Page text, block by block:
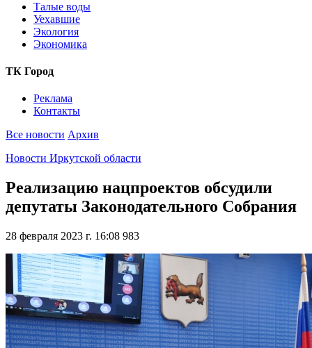
Талые воды
Уехавшие
Экология
Экономика
ТК Город
Реклама
Контакты
Все новости Архив
Новости Иркутской области
Реализацию нацпроектов обсудили
депутаты Законодательного Собрания
28 февраля 2023 г. 16:08 983